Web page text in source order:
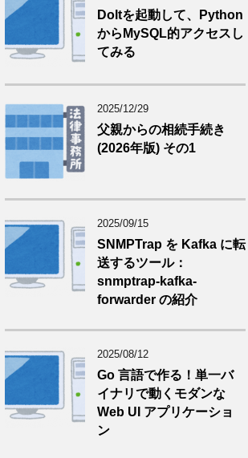
Doltを起動して、Python
からMySQL的アクセスし
てみる
2025/12/29
父親からの相続手続き
(2026年版) その1
2025/09/15
SNMPTrap を Kafka に転
送するツール：
snmptrap-kafka-
forwarder の紹介
2025/08/12
Go 言語で作る！単一バ
イナリで動くモダンな
Web UI アプリケーショ
ン